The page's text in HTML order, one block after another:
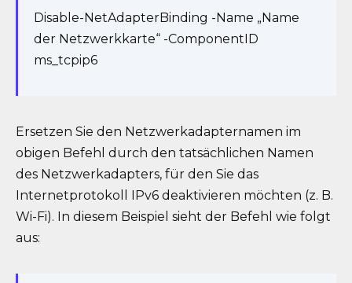
Disable-NetAdapterBinding -Name „Name
der Netzwerkkarte“ -ComponentID
ms_tcpip6
Ersetzen Sie den Netzwerkadapternamen im
obigen Befehl durch den tatsächlichen Namen
des Netzwerkadapters, für den Sie das
Internetprotokoll IPv6 deaktivieren möchten (z. B.
Wi-Fi). In diesem Beispiel sieht der Befehl wie folgt
aus: